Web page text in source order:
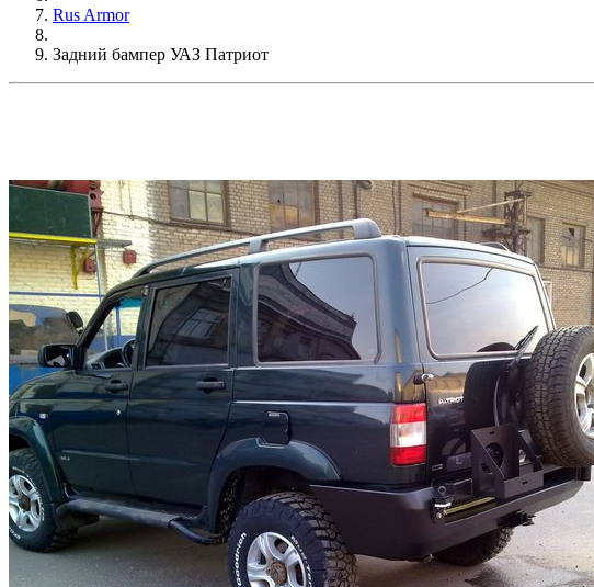
Rus Armor
Задний бампер УАЗ Патриот